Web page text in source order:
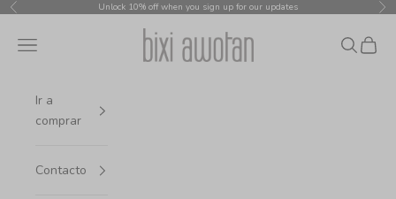
Ir al contenido
Anterior Unlock 10% off when you sign up for our updates
bixi awotan
Menú Buscar
Cesta
Ir a
comprar
Contacto